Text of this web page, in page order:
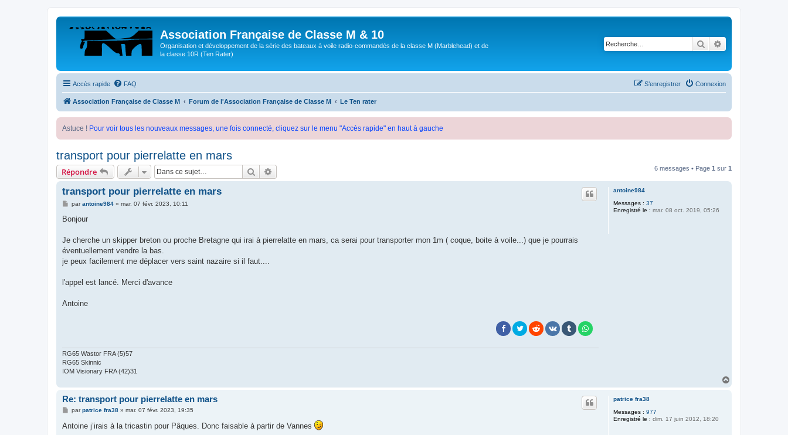
Association Française de Classe M & 10
Organisation et développement de la série des bateaux à voile radio-commandés de la classe M (Marblehead) et de
la classe 10R (Ten Rater)
Rechercher
Accès rapide FAQ Connexion
S’enregistrer
Association Française de Classe M Forum de l'Association Française de Classe M Le Ten rater
Astuce ! Pour voir tous les nouveaux messages, une fois connecté, cliquez sur le menu "Accès rapide" en haut à gauche
transport pour pierrelatte en mars
Répondre Rechercher 6 messages • Page 1 sur 1
antoine984
Messages : 37
Enregistré le : mar. 08 oct. 2019, 05:26
transport pour pierrelatte en mars
M
s
g
parantoine984» mar. 07 févr. 2023, 10:11
Bonjour
Je cherche un skipper breton ou proche Bretagne qui irai à pierrelatte en mars, ca serai pour transporter mon 1m ( coque, boite à voile...) que je pourrais
éventuellement vendre la bas.
je peux facilement me déplacer vers saint nazaire si il faut....
l'appel est lancé. Merci d'avance
Antoine
RG65 Wastor FRA (5)57
RG65 Skinnic
IOM Visionary FRA (42)31
patrice fra38
Messages : 977
Enregistré le : dim. 17 juin 2012, 18:20
Re: transport pour pierrelatte en mars
M
s
s
parpatrice fra38» mar. 07 févr. 2023, 19:35
Antoine j’irais à la tricastin pour Pâques. Donc faisable à partir de Vannes